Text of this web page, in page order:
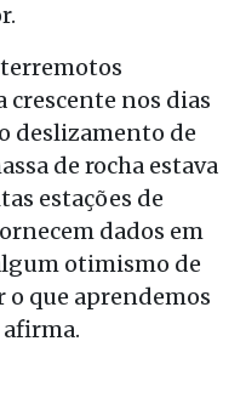
crescente nos dias
deslizamento de
de rocha estava
estações de
dados em
otimismo de
que aprendemos
afirma.